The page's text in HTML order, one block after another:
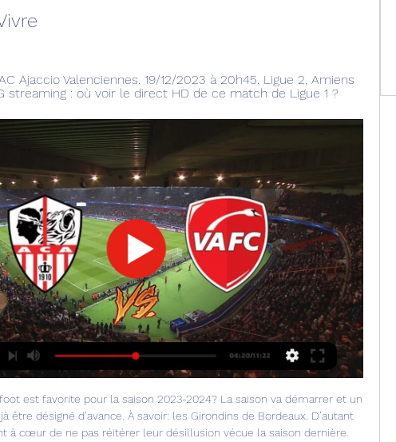
Ajaccio Valenciennes. 19/12/2023 à 20h45. Ligue 2, Amiens
streaming : où voir le direct HD de ce match de Ligue 1 ?
est favorite pour la saison 2023-2024? La saison va démarrer et un
être désigné d’avance. À savoir: les Girondins de Bordeaux. D’autant
à cœur de ne pas réitérer leur désillusion vécue la saison dernière.